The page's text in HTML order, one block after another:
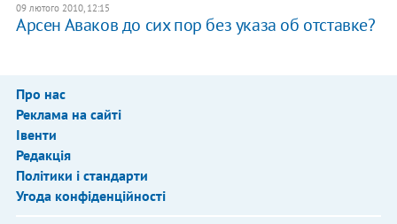
09 лютого 2010, 12:15
Арсен Аваков до сих пор без указа об отставке?
Про нас
Реклама на сайті
Івенти
Редакція
Політики і стандарти
Угода конфіденційності